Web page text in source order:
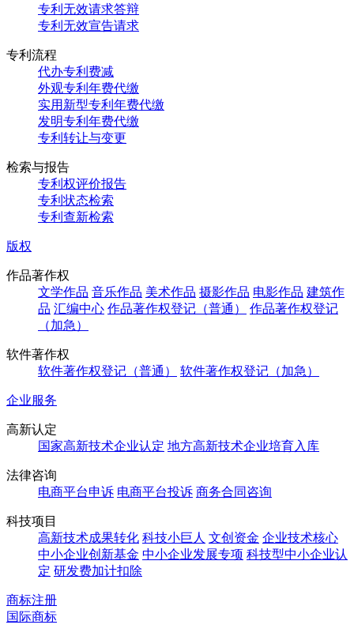
专利无效请求答辩
专利无效宣告请求
专利流程
代办专利费减
外观专利年费代缴
实用新型专利年费代缴
发明专利年费代缴
专利转让与变更
检索与报告
专利权评价报告
专利状态检索
专利查新检索
版权
作品著作权
文学作品 音乐作品 美术作品 摄影作品 电影作品 建筑作
品 汇编中心 作品著作权登记（普通）
作品著作权登记
（加急）
软件著作权
软件著作权登记（普通）
软件著作权登记（加急）
企业服务
高新认定
国家高新技术企业认定 地方高新技术企业培育入库
法律咨询
电商平台申诉 电商平台投诉 商务合同咨询
科技项目
高新技术成果转化 科技小巨人 文创资金 企业技术核心
中小企业创新基金 中小企业发展专项 科技型中小企业认
定 研发费加计扣除
商标注册
国际商标